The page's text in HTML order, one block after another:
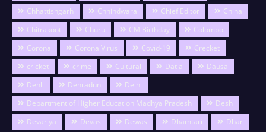
Chhattishgarh
Chhindwara Chief Editor
China
Chitrakoot
Churu CM Birthday
Colombo
Corona
Corona Virus Covid-19
Crecket
cricket
crime Cultural Datia
Dausa
Dehli
Dehradun
Delhi
Department of Higher Education Madhya Pradesh
Desh
Devariya
Devas Dewas Dhamtari
Dhar